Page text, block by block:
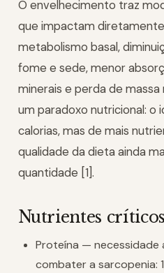
O envelhecimento traz
que impactam
metabolismo basal,
fome e sede, menor
minerais e perda de massa
um paradoxo nutricional: o
calorias, mas de mais
qualidade da dieta ainda
quantidade [1].
Nutrientes
Proteína — necessidade
combater a sarcopenia: